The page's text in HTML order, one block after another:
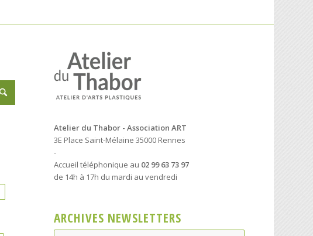
Atelier du Thabor - Association ART
3E Place Saint-Mélaine 35000 Rennes
-
Accueil téléphonique au 02 99 63 73 97
de 14h à 17h du mardi au vendredi
ARCHIVES NEWSLETTERS